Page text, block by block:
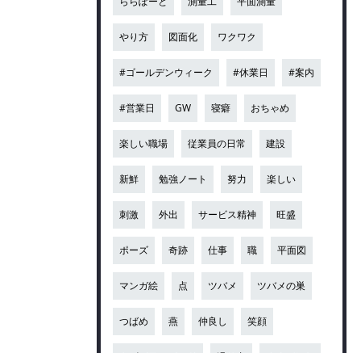
やり方 図面化 ワクワク
#ゴールデンウィーク #休業日 #案内
#営業日 GW 寝癖 おちゃめ
楽しい職場 従業員の日常 建設
新鮮 勉強ノート 努力 楽しい
刺激 外出 サービス精神 旺盛
ポーズ 奇跡 仕事 職 平面図
マンガ絵 点 ツバメ ツバメの巣
つばめ 燕 仲良し 笑顔